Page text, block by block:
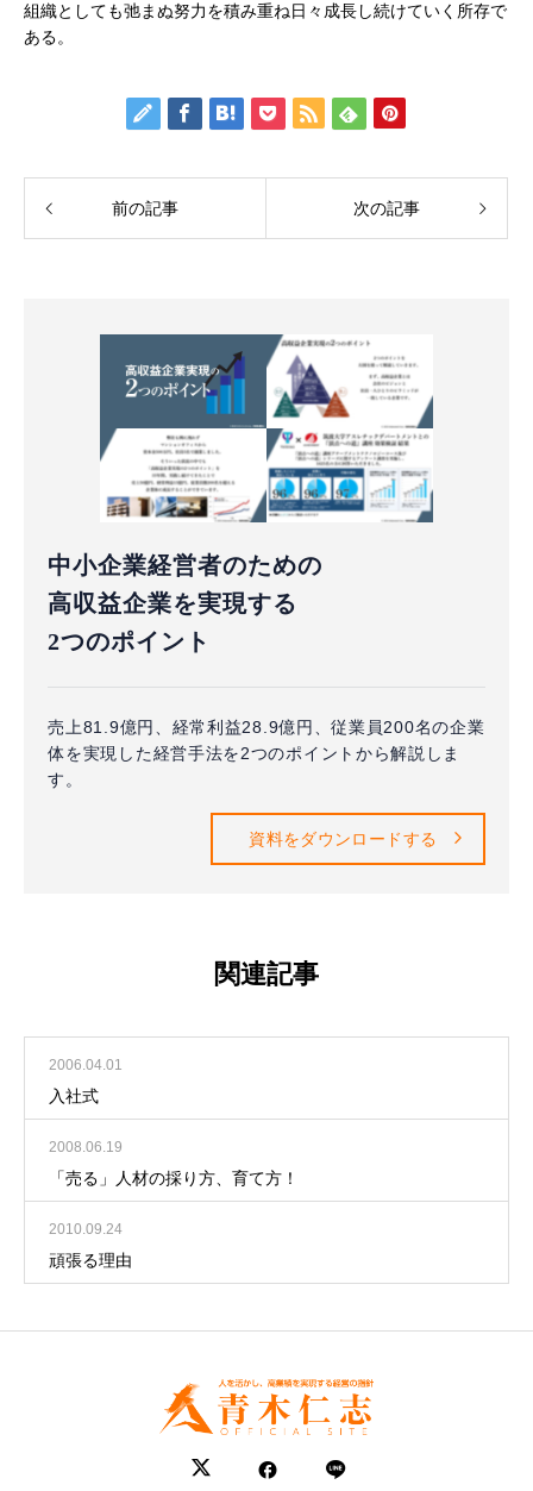
組織としても弛まぬ努力を積み重ね日々成長し続けていく所存で
ある。
前の記事 次の記事
中小企業経営者のための
高収益企業を実現する
2つのポイント
売上81.9億円、経常利益28.9億円、従業員200名の企業
体を実現した経営手法を2つのポイントから解説しま
す。
資料をダウンロードする
関連記事
2006.04.01
入社式
2008.06.19
「売る」人材の採り方、育て方！
2010.09.24
頑張る理由